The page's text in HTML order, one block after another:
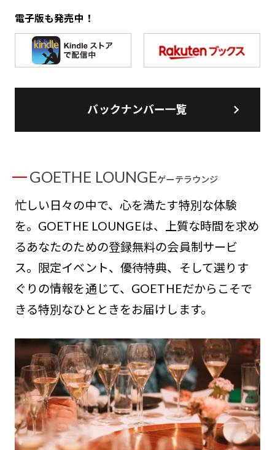
電子版も発売中！
バックナンバー一覧
GOETHE LOUNGEゲーテラウンジ
忙しい日々の中で、心を満たす特別な体験
を。GOETHE LOUNGEは、上質な時間を求め
るあなたのための登録無料の会員制サービ
ス。限定イベント、優待特典、そして選りす
ぐりの情報を通じて、GOETHEだからこそで
きる特別なひとときをお届けします。